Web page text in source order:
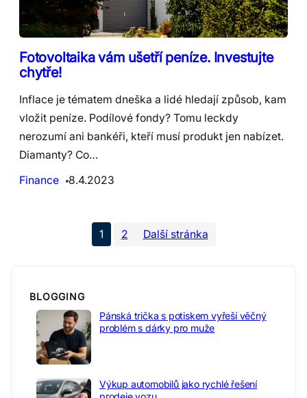
Fotovoltaika vám ušetří peníze. Investujte
chytře!
Inflace je tématem dneška a lidé hledají způsob, kam
vložit peníze. Podílové fondy? Tomu leckdy
nerozumí ani bankéři, kteří musí produkt jen nabízet.
Diamanty? Co…
Finance
8.4.2023
1 2 Další stránka
BLOGGING
Pánská trička s potiskem vyřeší věčný
problém s dárky pro muže
Výkup automobilů jako rychlé řešení